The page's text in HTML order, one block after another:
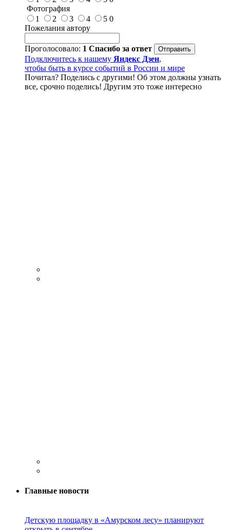
Фотография
1
2 3 4 5 0
Пожелания автору
Проголосовало: 1 Спасибо за ответ
Подключитесь к нашему Яндекс Дзен,
чтобы быть в курсе событий в России и мире
Почитал? Поделись с другими! Об этом должны узнать
все, срочно поделись! Другим это тоже интересно
Главные новости
Детскую площадку в «Амурском лесу» планируют